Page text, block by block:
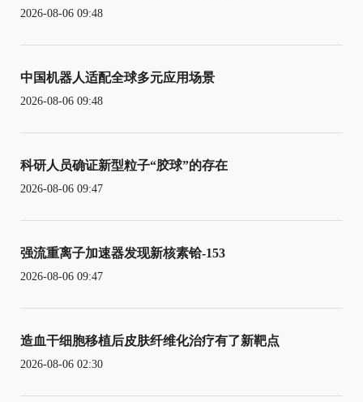
2026-08-06 09:48
中国机器人适配全球多元应用场景
2026-08-06 09:48
科研人员确证新型粒子“胶球”的存在
2026-08-06 09:47
强流重离子加速器发现新核素铪-153
2026-08-06 09:47
造血干细胞移植后皮肤纤维化治疗有了新靶点
2026-08-06 02:30